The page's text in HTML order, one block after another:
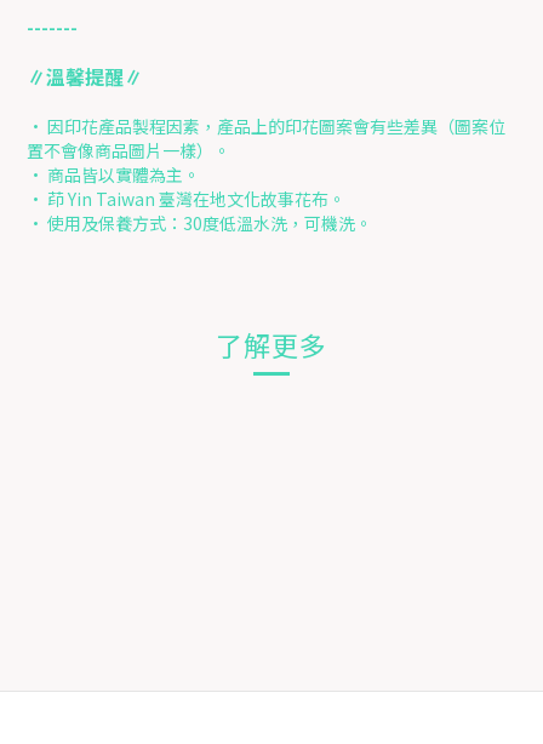
-------
∥溫馨提醒∥
• 因印花產品製程因素，產品上的印花圖案會有些差異（圖案位
置不會像商品圖片一樣）。
• 商品皆以實體為主。
• 茚 Yin Taiwan 臺灣在地文化故事花布。
• 使用及保養方式：30度低溫水洗，可機洗。
了解更多